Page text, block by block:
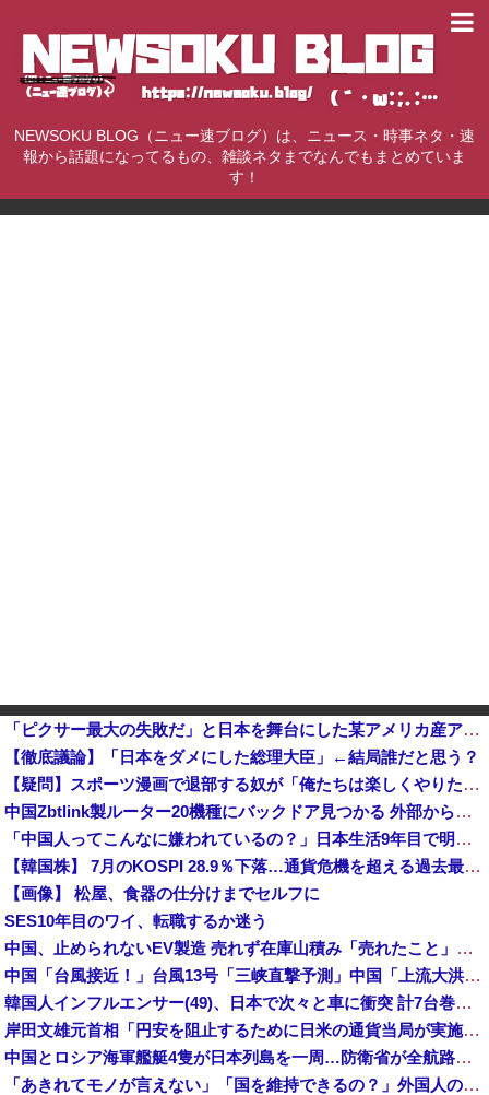
NEWSOKU BLOG（ニュー速ブログ）は、ニュース・時事ネタ・速
報から話題になってるもの、雑談ネタまでなんでもまとめていま
す！
「ピクサー最大の失敗だ」と日本を舞台にした某アメリカ産アニメが話題に、日本と韓国の両方に失礼すぎるわ……
【徹底議論】「日本をダメにした総理大臣」←結局誰だと思う？
【疑問】スポーツ漫画で退部する奴が「俺たちは楽しくやりたかったんだよ」って言い出す理由ｗｗｗｗｗ他
中国Zbtlink製ルーター20機種にバックドア見つかる 外部から完全制御のおそれ
「中国人ってこんなに嫌われているの？」日本生活9年目で明かす本心！
【韓国株】 7月のKOSPI 28.9％下落…通貨危機を超える過去最大の下げ幅
【画像】 松屋、食器の仕分けまでセルフに
SES10年目のワイ、転職するか迷う
中国、止められないEV製造 売れず在庫山積み「売れたこと」にして補助金を騙し取る事案を思いつきが横行
中国「台風接近！」台風13号「三峡直撃予測」中国「上流大洪水！（三峡上流」中国都市「8/5の映像（動画」三峡ダム「緊急放流（決壊危機」中国「下流大水害（震え声」→
韓国人インフルエンサー(49)、日本で次々と車に衝突 計7台巻き込み 八王子
岸田文雄元首相「円安を阻止するために日米の通貨当局が実施した為替介入は一時しのぎに過ぎない」
中国とロシア海軍艦艇4隻が日本列島を一周…防衛省が全航路を公開！
「あきれてモノが言えない」「国を維持できるの？」外国人の永住許可要件の厳格化で在日中国人の本音は？